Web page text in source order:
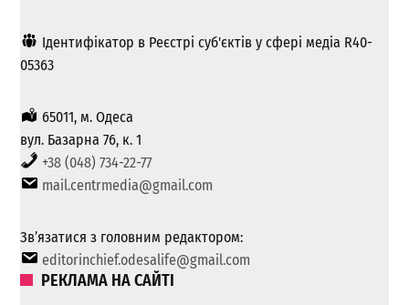
Ідентифікатор в Реєстрі суб'єктів у сфері медіа R40-
05363
65011, м. Одеса
вул. Базарна 76, к. 1
+38 (048) 734-22-77
mail.centrmedia@gmail.com
Зв’язатися з головним редактором:
editorinchief.odesalife@gmail.com
РЕКЛАМА НА САЙТІ